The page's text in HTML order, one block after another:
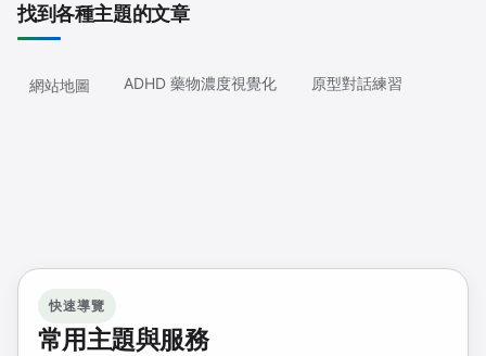
找到各種主題的文章
網站地圖 ADHD 藥物濃度視覺化 原型對話練習
快速導覽
常用主題與服務